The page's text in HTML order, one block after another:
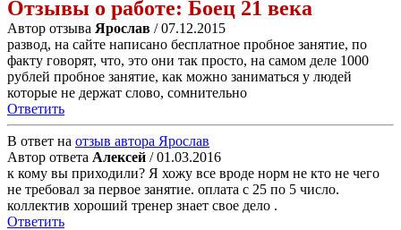
Отзывы о работе: Боец 21 века
Автор отзыва Ярослав / 07.12.2015
развод, на сайте написано бесплатное пробное занятие, по
факту говорят, что, это они так просто, на самом деле 1000
рублей пробное занятие, как можно заниматься у людей
которые не держат слово, сомнительно
Ответить
В ответ на отзыв автора Ярослав
Автор ответа Алексей / 01.03.2016
к кому вы приходили? Я хожу все вроде норм не кто не чего
не требовал за первое занятие. оплата с 25 по 5 число.
коллектив хороший тренер знает свое дело .
Ответить